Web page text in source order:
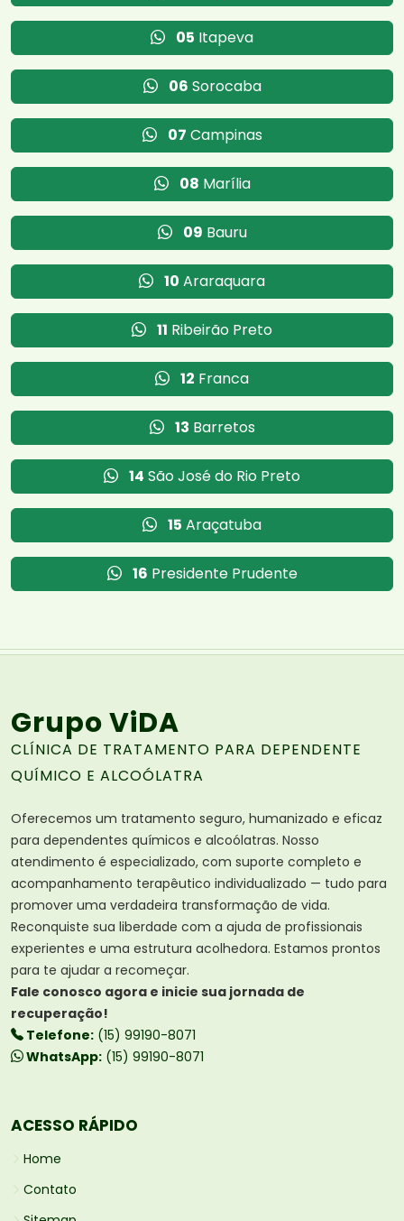
05 Itapeva
06 Sorocaba
07 Campinas
08 Marília
09 Bauru
10 Araraquara
11 Ribeirão Preto
12 Franca
13 Barretos
14 São José do Rio Preto
15 Araçatuba
16 Presidente Prudente
Grupo ViDA
CLÍNICA DE TRATAMENTO PARA DEPENDENTE
QUÍMICO E ALCOÓLATRA
Oferecemos um tratamento seguro, humanizado e eficaz
para dependentes químicos e alcoólatras. Nosso
atendimento é especializado, com suporte completo e
acompanhamento terapêutico individualizado — tudo para
promover uma verdadeira transformação de vida.
Reconquiste sua liberdade com a ajuda de profissionais
experientes e uma estrutura acolhedora. Estamos prontos
para te ajudar a recomeçar.
Fale conosco agora e inicie sua jornada de
recuperação!
Telefone: (15) 99190-8071
WhatsApp: (15) 99190-8071
ACESSO RÁPIDO
Home
Contato